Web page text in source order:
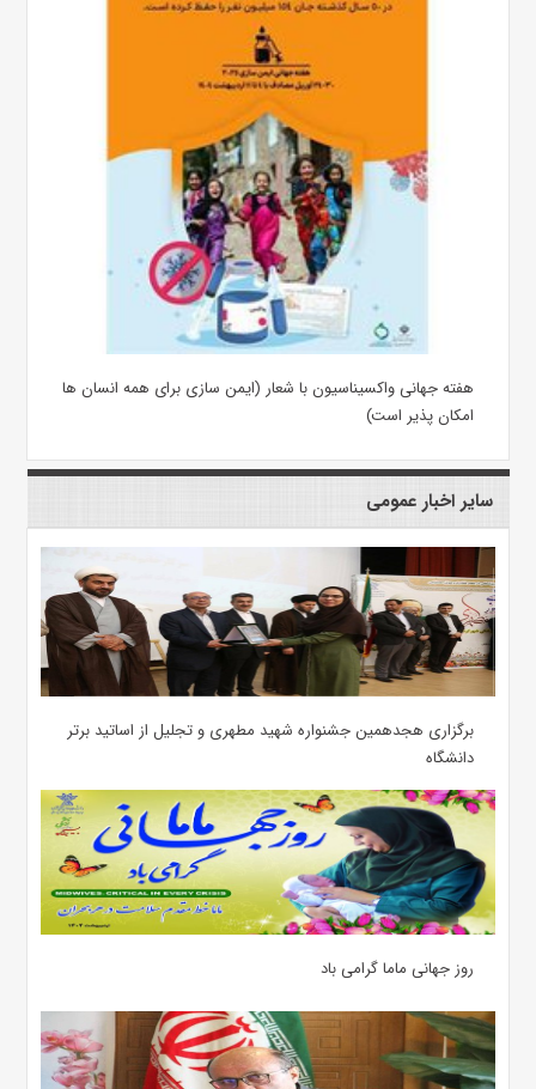
هفته جهانی واکسیناسیون با شعار (ایمن سازی برای همه انسان ها
امکان پذیر است)
سایر اخبار عمومی
برگزاری هجدهمین جشنواره شهید مطهری و تجلیل از اساتید برتر
دانشگاه
روز جهانی ماما گرامی باد